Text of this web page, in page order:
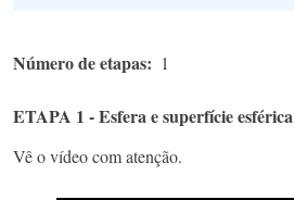
Número de etapas 1
ETAPA 1 - Esfera e superfície esférica
Vê o vídeo com atenção.